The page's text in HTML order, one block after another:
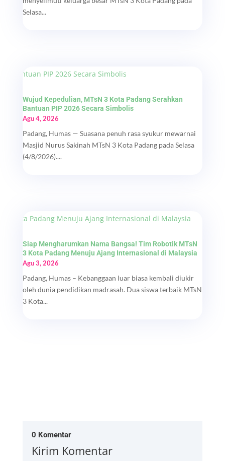
Selasa...
Wujud Kepedulian, MTsN 3 Kota Padang Serahkan
Bantuan PIP 2026 Secara Simbolis
Agu 4, 2026
Padang, Humas — Suasana penuh rasa syukur mewarnai
Masjid Nurus Sakinah MTsN 3 Kota Padang pada Selasa
(4/8/2026)....
Siap Mengharumkan Nama Bangsa! Tim Robotik MTsN
3 Kota Padang Menuju Ajang Internasional di Malaysia
Agu 3, 2026
Padang, Humas – Kebanggaan luar biasa kembali diukir
oleh dunia pendidikan madrasah. Dua siswa terbaik MTsN
3 Kota...
0 Komentar
Kirim Komentar